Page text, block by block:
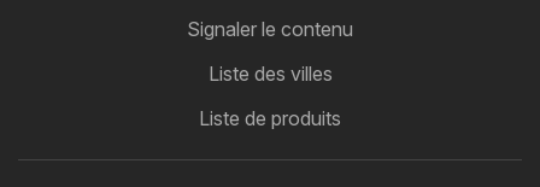
Signaler le contenu
Liste des villes
Liste de produits